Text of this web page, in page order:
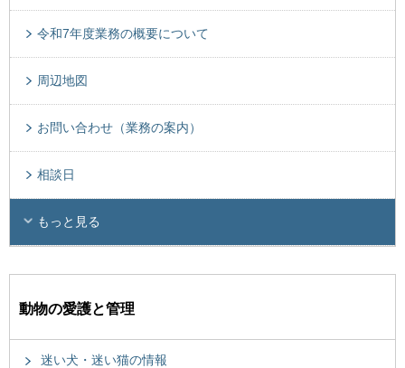
令和7年度業務の概要について
周辺地図
お問い合わせ（業務の案内）
相談日
もっと見る
動物の愛護と管理
迷い犬・迷い猫の情報